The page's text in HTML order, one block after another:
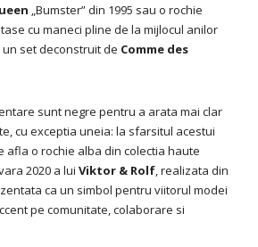
„Bumster” din 1995 sau o rochie
cu maneci pline de la mijlocul anilor
set deconstruit de Comme des
sunt negre pentru a arata mai clar
cu exceptia uneia: la sfarsitul acestui
afla o rochie alba din colectia haute
2020 a lui Viktor & Rolf, realizata din
ca un simbol pentru viitorul modei
pe comunitate, colaborare si